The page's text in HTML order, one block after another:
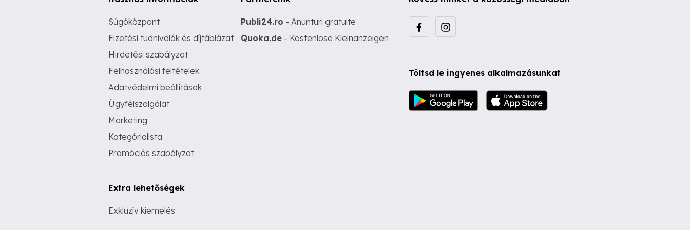
Súgóközpont
Fizetési tudnivalók és díjtáblázat
Hirdetési szabályzat
Felhasználási feltételek
Adatvédelmi beállítások
Ügyfélszolgálat
Marketing
Kategórialista
Promóciós szabályzat
Extra lehetőségek
Exkluzív kiemelés
Publi24.ro - Anunturi gratuite
Quoka.de - Kostenlose Kleinanzeigen
Töltsd le ingyenes alkalmazásunkat